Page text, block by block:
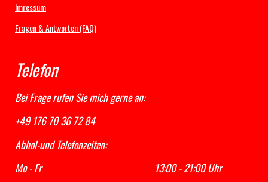
Imressum
Fragen & Antworten (FAQ)
Telefon
Bei Frage rufen Sie mich gerne an:
+49 176 70 36 72 84
Abhol-und Telefonzeiten:
Mo - Fr 13:00 - 21:00 Uhr